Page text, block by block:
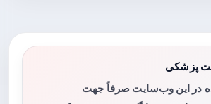
پزشکی
در این وب‌سایت صرفاً جهت